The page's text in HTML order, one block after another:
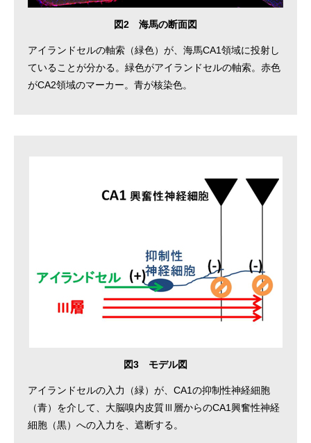
図2 海馬の断面図
アイランドセルの軸索（緑色）が、海馬CA1領域に投射し
ていることが分かる。緑色がアイランドセルの軸索。赤色
がCA2領域のマーカー。青が核染色。
図3 モデル図
アイランドセルの入力（緑）が、CA1の抑制性神経細胞
（青）を介して、大脳嗅内皮質Ⅲ層からのCA1興奮性神経
細胞（黒）への入力を、遮断する。